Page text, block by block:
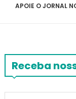
APOIE O JORNAL
Receba